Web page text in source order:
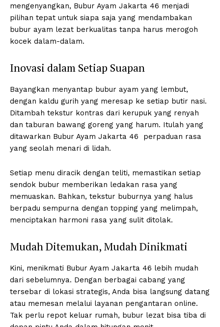
mengenyangkan, Bubur Ayam Jakarta 46 menjadi
pilihan tepat untuk siapa saja yang mendambakan
bubur ayam lezat berkualitas tanpa harus merogoh
kocek dalam-dalam.
Inovasi dalam Setiap Suapan
Bayangkan menyantap bubur ayam yang lembut,
dengan kaldu gurih yang meresap ke setiap butir nasi.
Ditambah tekstur kontras dari kerupuk yang renyah
dan taburan bawang goreng yang harum. Itulah yang
ditawarkan Bubur Ayam Jakarta 46 perpaduan rasa
yang seolah menari di lidah.
Setiap menu diracik dengan teliti, memastikan setiap
sendok bubur memberikan ledakan rasa yang
memuaskan. Bahkan, tekstur buburnya yang halus
berpadu sempurna dengan topping yang melimpah,
menciptakan harmoni rasa yang sulit ditolak.
Mudah Ditemukan, Mudah Dinikmati
Kini, menikmati Bubur Ayam Jakarta 46 lebih mudah
dari sebelumnya. Dengan berbagai cabang yang
tersebar di lokasi strategis, Anda bisa langsung datang
atau memesan melalui layanan pengantaran online.
Tak perlu repot keluar rumah, bubur lezat bisa tiba di